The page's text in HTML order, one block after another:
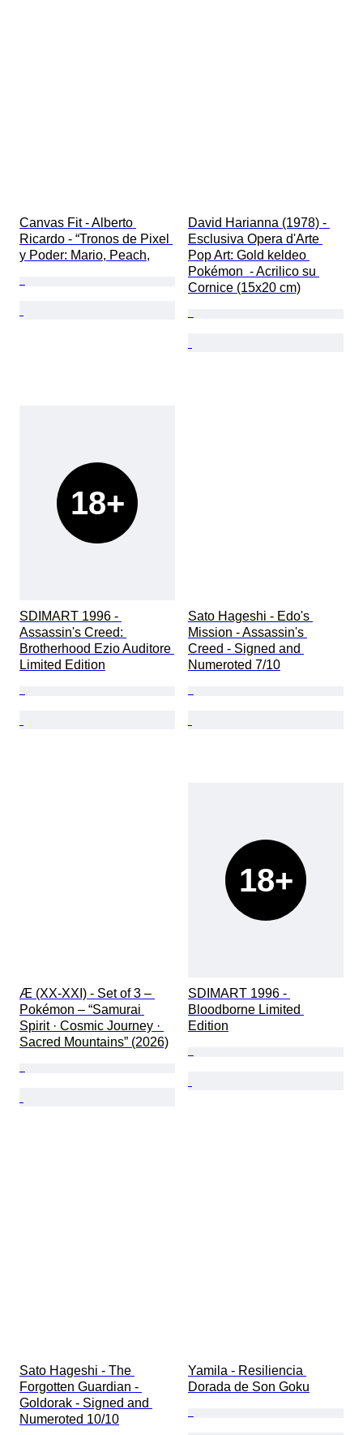
Canvas Fit - Alberto
Ricardo - “Tronos de Pixel
y Poder: Mario, Peach,
David Harianna (1978) -
Esclusiva Opera d'Arte
Pop Art: Gold keldeo
Pokémon  - Acrilico su
Cornice (15x20 cm)
18+
SDIMART 1996 -
Assassin's Creed:
Brotherhood Ezio Auditore
Limited Edition
Sato Hageshi - Edo's
Mission - Assassin's
Creed - Signed and
Numeroted 7/10
Æ (XX-XXI) - Set of 3 –
Pokémon – “Samurai
Spirit · Cosmic Journey ·
Sacred Mountains” (2026)
18+
SDIMART 1996 -
Bloodborne Limited
Edition
Sato Hageshi - The
Forgotten Guardian -
Goldorak - Signed and
Numeroted 10/10
Yamila - Resiliencia
Dorada de Son Goku